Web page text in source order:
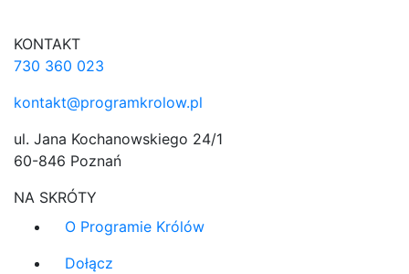
KONTAKT
730 360 023
kontakt@programkrolow.pl
ul. Jana Kochanowskiego 24/1
60-846 Poznań
NA SKRÓTY
O Programie Królów
Dołącz